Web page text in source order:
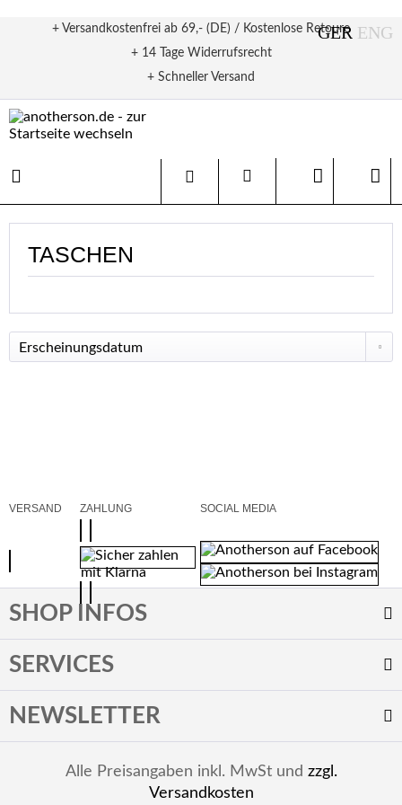
+ Versandkostenfrei ab 69,- (DE) / Kostenlose Retoure
+ 14 Tage Widerrufsrecht
+ Schneller Versand
TASCHEN
VERSAND ZAHLUNG SOCIAL MEDIA
SHOP INFOS
SERVICES
NEWSLETTER
Alle Preisangaben inkl. MwSt und zzgl.
Versandkosten